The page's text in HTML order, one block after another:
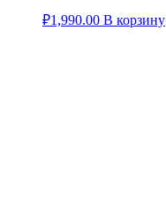
₽1,990.00 В корзину